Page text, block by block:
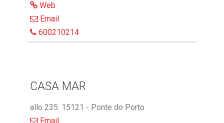
Web
Email
600210214
CASA MAR
allo 235. 15121 - Ponte do Porto
Email